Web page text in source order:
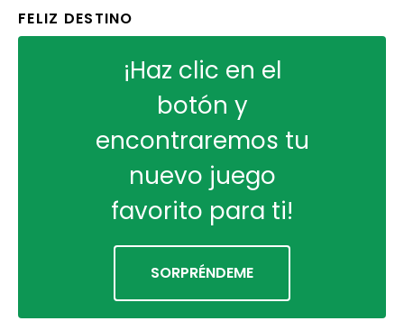
FELIZ DESTINO
¡Haz clic en el
botón y
encontraremos tu
nuevo juego
favorito para ti!
SORPRÉNDEME